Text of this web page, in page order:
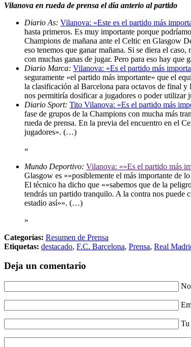
Vilanova en rueda de prensa el día anterio al partido
Diario As: Vilanova: «Este es el partido más
hasta primeros. Es muy importante porque
Champions de mañana ante el Celtic en Glasgow
eso tenemos que ganar mañana. Si se diera el
con muchas ganas de jugar. Pero para eso hay
Diario Marca: Vilanova: «Es el partido más
seguramente «el partido más importante» que el
la clasificación al Barcelona para octavos de final
nos permitiría dosificar a jugadores o poder
Diario Sport: Tito Vilanova: «Es el partido más
fase de grupos de la Champions con mucha más
rueda de prensa. En la previa del encuentro en el
jugadores». (…)
«
Mundo Deportivo: Vilanova: «»Es el partido más
Glasgow es «»posiblemente el más importante de
El técnico ha dicho que «»sabemos que de la
tendrás un partido tranquilo. A la contra nos puede
estadio así»». (…)
»
Categorías: Resumen de Prensa
Etiquetas: destacado, F.C. Barcelona, Prensa, Real
Deja un comentario
Tu